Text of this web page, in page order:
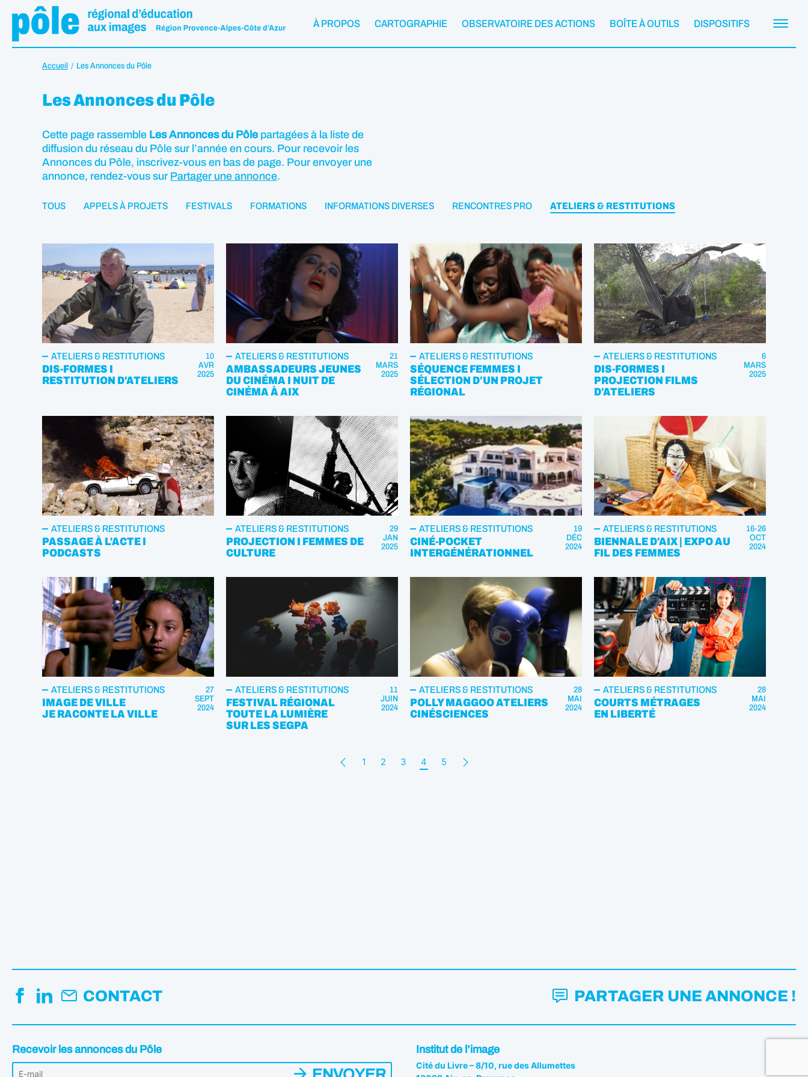
À PROPOS CARTOGRAPHIE OBSERVATOIRE DES ACTIONS BOÎTE À OUTILS DISPOSITIFS
Accueil Les Annonces du Pôle
Les Annonces du Pôle
Cette page rassemble Les Annonces du Pôle partagées à la liste de
diffusion du réseau du Pôle sur l’année en cours. Pour recevoir les
Annonces du Pôle, inscrivez-vous en bas de page. Pour envoyer une
annonce, rendez-vous sur Partager une annonce.
TOUS APPELS À PROJETS FESTIVALS FORMATIONS INFORMATIONS DIVERSES RENCONTRES PRO ATELIERS & RESTITUTIONS
ATELIERS & RESTITUTIONS
DIS-FORMES I
RESTITUTION D'ATELIERS
10
AVR
2025
ATELIERS & RESTITUTIONS
AMBASSADEURS JEUNES
DU CINÉMA I NUIT DE
CINÉMA À AIX
21
MARS
2025
ATELIERS & RESTITUTIONS
SÉQUENCE FEMMES I
SÉLECTION D'UN PROJET
RÉGIONAL
ATELIERS & RESTITUTIONS
DIS-FORMES I
PROJECTION FILMS
D'ATELIERS
6
MARS
2025
ATELIERS & RESTITUTIONS
PASSAGE À L'ACTE I
PODCASTS
ATELIERS & RESTITUTIONS
PROJECTION I FEMMES DE
CULTURE
29
JAN
2025
ATELIERS & RESTITUTIONS
CINÉ-POCKET
INTERGÉNÉRATIONNEL
19
DÉC
2024
ATELIERS & RESTITUTIONS
BIENNALE D'AIX | EXPO AU
FIL DES FEMMES
16-26
OCT
2024
ATELIERS & RESTITUTIONS
IMAGE DE VILLE
JE RACONTE LA VILLE
27
SEPT
2024
ATELIERS & RESTITUTIONS
FESTIVAL RÉGIONAL
TOUTE LA LUMIÈRE
SUR LES SEGPA
11
JUIN
2024
ATELIERS & RESTITUTIONS
POLLY MAGGOO ATELIERS
CINÉSCIENCES
28
MAI
2024
ATELIERS & RESTITUTIONS
COURTS MÉTRAGES
EN LIBERTÉ
28
MAI
2024
1 2 3 4 5
CONTACT PARTAGER UNE ANNONCE !
Recevoir les annonces du Pôle Institut de l’image
Cité du Livre – 8/10, rue des Allumettes